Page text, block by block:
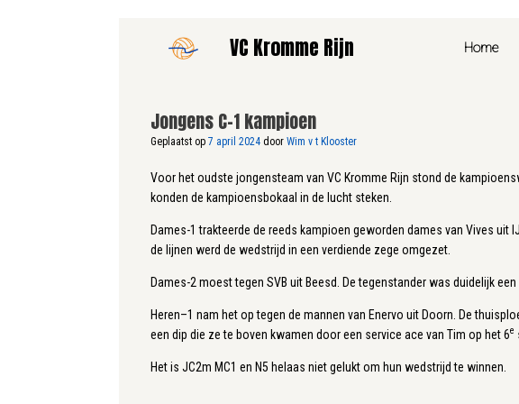
VC Kromme Rijn Home
Jongens C–1 kampioen
Geplaatst op 7 april 2024 door Wim v t Klooster
Voor het oudste jongensteam van VC Kromme Rijn stond de
konden de kampioensbokaal in de lucht steken.
Dames-1 trakteerde de reeds kampioen geworden dames van Vives
de lijnen werd de wedstrijd in een verdiende zege omgezet.
Dames-2 moest tegen SVB uit Beesd. De tegenstander was duidelijk
Heren–1 nam het op tegen de mannen van Enervo uit Doorn. De
een dip die ze te boven kwamen door een service ace van Tim op het 6e
Het is JC2m MC1 en N5 helaas niet gelukt om hun wedstrijd te winnen.